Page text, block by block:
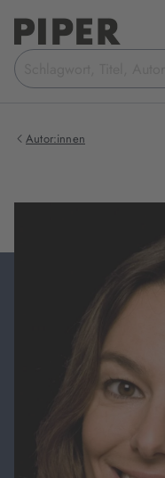
Suchbegriff
eingeben
Autor:innen